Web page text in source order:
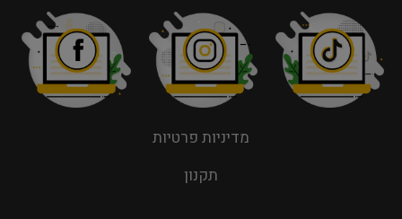
מדיניות פרטיות
תקנון